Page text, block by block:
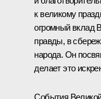
к великому
огромный вклад
правды, в
народа. Он
делает это
События